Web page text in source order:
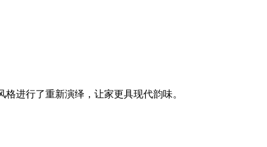
进行了重新演绎，让家更具现代韵味。